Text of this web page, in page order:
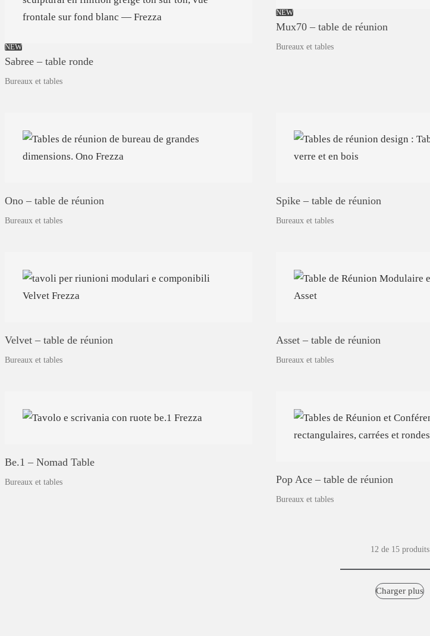
NEW
Sabree – table ronde
Bureaux et tables
NEW
Mux70 – table de réunion
Bureaux et tables
Ono – table de réunion
Bureaux et tables
Spike – table de réunion
Bureaux et tables
Velvet – table de réunion
Bureaux et tables
Asset – table de réunion
Bureaux et tables
Be.1 – Nomad Table
Bureaux et tables Pop Ace – table de réunion
Bureaux et tables
12 de 15 produits
Charger plus